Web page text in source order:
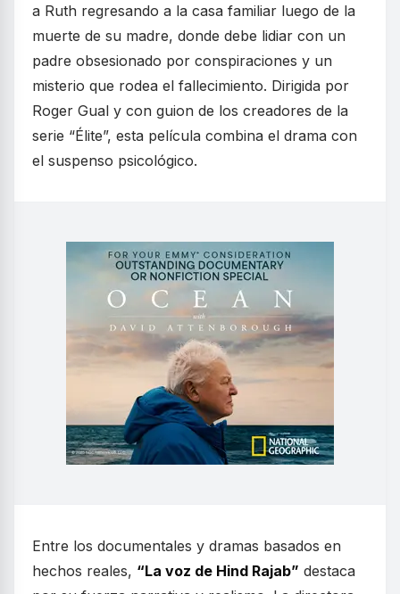
a Ruth regresando a la casa familiar luego de la
muerte de su madre, donde debe lidiar con un
padre obsesionado por conspiraciones y un
misterio que rodea el fallecimiento. Dirigida por
Roger Gual y con guion de los creadores de la
serie “Élite”, esta película combina el drama con
el suspenso psicológico.
Entre los documentales y dramas basados en
hechos reales, “La voz de Hind Rajab” destaca